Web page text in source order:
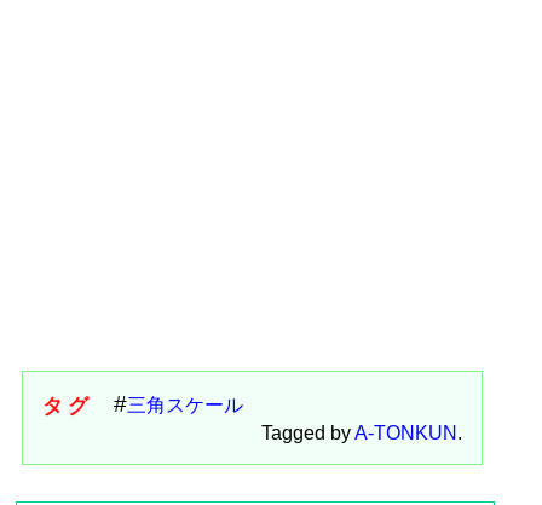
タグ
三角スケール
Tagged byA-TONKUN .